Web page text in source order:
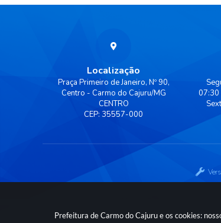
Prefeitura de Carmo do Cajuru e os cookies:
Localização
Praça Primeiro de Janeiro, Nº 90,
Centro - Carmo do Cajuru/MG
CENTRO
CEP: 35557-000
07:30